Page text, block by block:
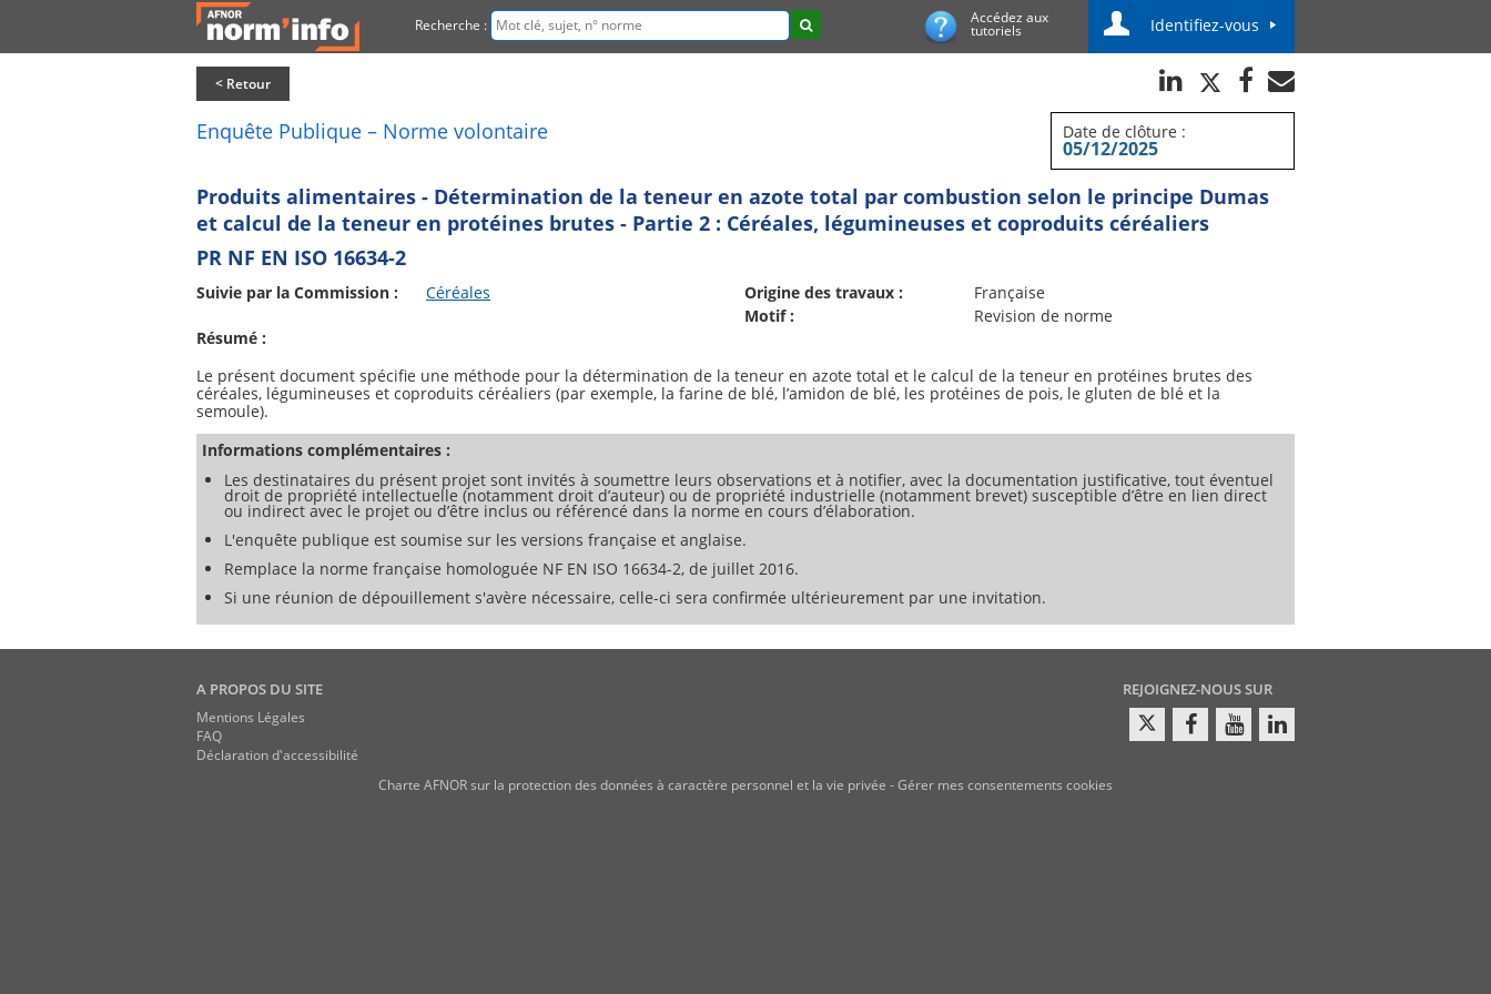
Recherche : Accédez aux
tutoriels Identifiez-vous
< Retour
Enquête Publique – Norme volontaire Date de clôture :
05/12/2025
Produits alimentaires - Détermination de la teneur en azote total par combustion selon le principe Dumas
et calcul de la teneur en protéines brutes - Partie 2 : Céréales, légumineuses et coproduits céréaliers
PR NF EN ISO 16634-2
Suivie par la Commission : Céréales Origine des travaux :
Française
Motif :
Revision de norme
Résumé :
Le présent document spécifie une méthode pour la détermination de la teneur en azote total et le calcul de la teneur en protéines brutes des
céréales, légumineuses et coproduits céréaliers (par exemple, la farine de blé, l’amidon de blé, les protéines de pois, le gluten de blé et la
Informations complémentaires :
Les destinataires du présent projet sont invités à soumettre leurs observations et à notifier, avec la documentation justificative, tout éventuel
droit de propriété intellectuelle (notamment droit d’auteur) ou de propriété industrielle (notamment brevet) susceptible d’être en lien direct
ou indirect avec le projet ou d’être inclus ou référencé dans la norme en cours d’élaboration.
L'enquête publique est soumise sur les versions française et anglaise.
Remplace la norme française homologuée NF EN ISO 16634-2, de juillet 2016.
Si une réunion de dépouillement s'avère nécessaire, celle-ci sera confirmée ultérieurement par une invitation.
A PROPOS DU SITE
Mentions Légales
FAQ
Déclaration d'accessibilité
REJOIGNEZ-NOUS SUR
Charte AFNOR sur la protection des données à caractère personnel et la vie privée -Gérer mes consentements cookies